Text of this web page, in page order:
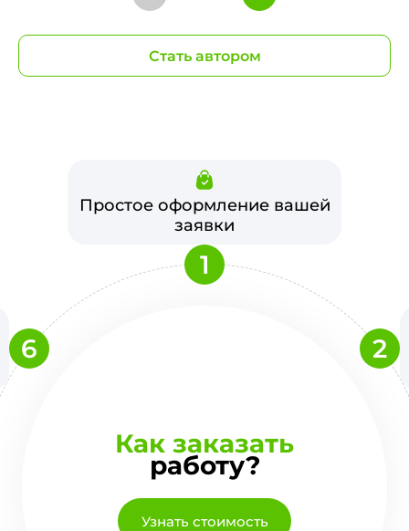
Стать автором
Как заказать
работу?
Узнать стоимость
Простое оформление вашей
заявки
1
2
6